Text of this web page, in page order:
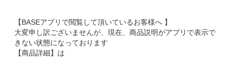
【BASEアプリで閲覧して頂いているお客様へ 】
大変申し訳ございませんが、現在、商品説明がアプリで表示で
きない状態になっております
【商品詳細】は